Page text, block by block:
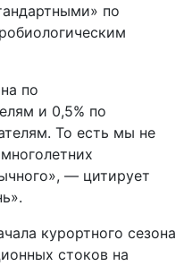
по
по
и 0,5% по
То есть мы не
— цитирует
курортного сезона
стоков на